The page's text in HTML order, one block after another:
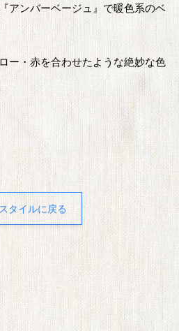
アンバーベージュ』で暖色系のベ
ー・赤を合わせたような絶妙な色
タイルに戻る